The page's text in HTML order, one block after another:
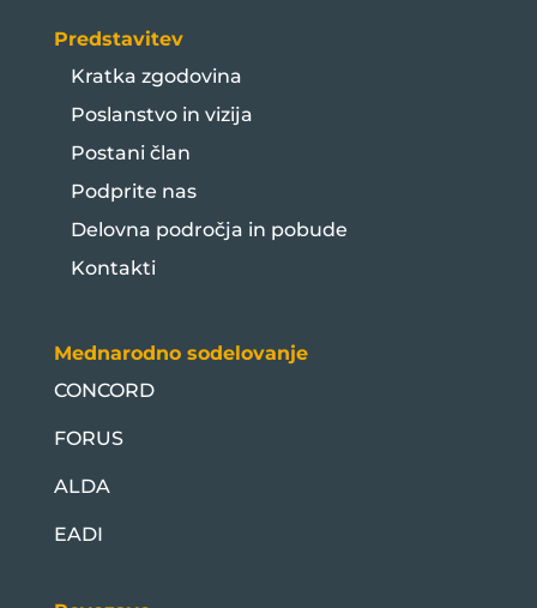
Predstavitev
Kratka zgodovina
Poslanstvo in vizija
Postani član
Podprite nas
Delovna področja in pobude
Kontakti
Mednarodno sodelovanje
CONCORD
FORUS
ALDA
EADI